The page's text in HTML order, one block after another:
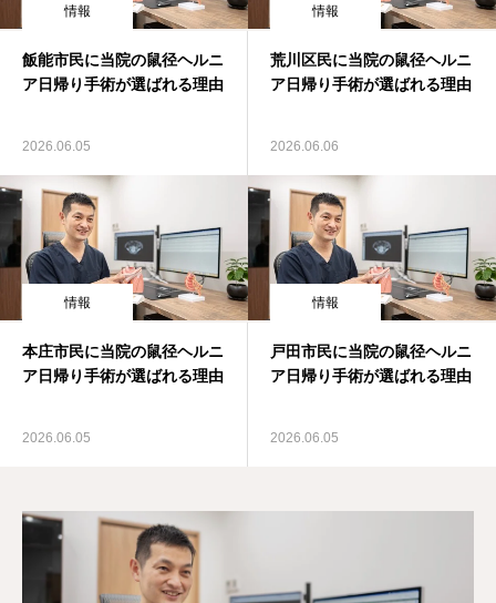
情報
飯能市民に当院の鼠径ヘルニ
ア日帰り手術が選ばれる理由
2026.06.05
情報
荒川区民に当院の鼠径ヘルニ
ア日帰り手術が選ばれる理由
2026.06.06
情報
本庄市民に当院の鼠径ヘルニ
ア日帰り手術が選ばれる理由
2026.06.05
情報
戸田市民に当院の鼠径ヘルニ
ア日帰り手術が選ばれる理由
2026.06.05